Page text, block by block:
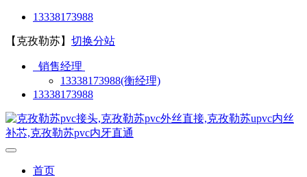
13338173988
【克孜勒苏】 切换分站
销售经理
13338173988(衡经理)
13338173988
首页